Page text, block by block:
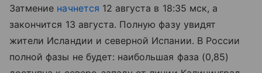
Затмение начнется 12 августа в 18:35 мск, а
закончится 13 августа. Полную фазу увидят
жители Исландии и северной Испании. В России
полной фазы не будет: наибольшая фаза (0,85)